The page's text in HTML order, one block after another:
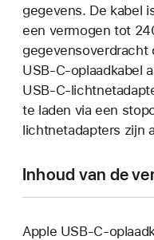
gegevens. De kabel
een vermogen tot
gegevensoverdracht
USB‑C-oplaadkabel
USB‑C-
te laden via een
lichtnetadapters zijn
Inhoud van de
Apple USB‑C-